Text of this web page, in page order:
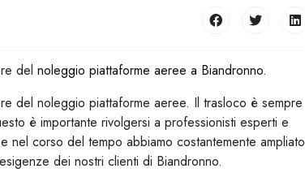
del noleggio piattaforme aeree a Biandronno.
del noleggio piattaforme aeree. Il trasloco è sempre
è importante rivolgersi a professionisti esperti e
nel corso del tempo abbiamo costantemente ampliato
dei nostri clienti di Biandronno.